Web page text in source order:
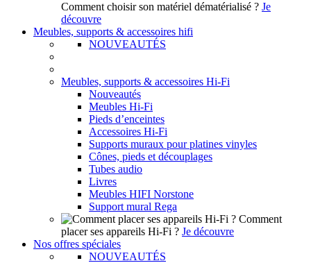
Comment choisir son matériel dématérialisé ? Je
découvre
Meubles, supports & accessoires hifi
NOUVEAUTÉS
Meubles, supports & accessoires Hi-Fi
Nouveautés
Meubles Hi-Fi
Pieds d’enceintes
Accessoires Hi-Fi
Supports muraux pour platines vinyles
Cônes, pieds et découplages
Tubes audio
Livres
Meubles HIFI Norstone
Support mural Rega
Comment
placer ses appareils Hi-Fi ? Je découvre
Nos offres spéciales
NOUVEAUTÉS